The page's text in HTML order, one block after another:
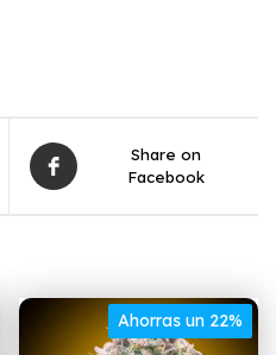
Share on
Facebook
Ahorras un 22%